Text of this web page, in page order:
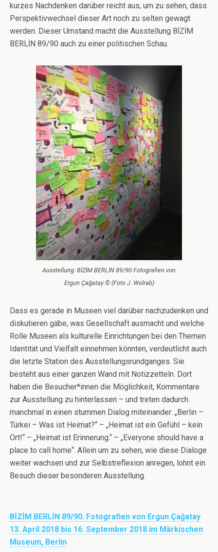
kurzes Nachdenken darüber reicht aus, um zu sehen, dass
Perspektivwechsel dieser Art noch zu selten gewagt
werden. Dieser Umstand macht die Ausstellung BİZİM
BERLİN 89/90 auch zu einer politischen Schau.
Ausstellung: BİZİM BERLİN 89/90 Fotografien von
Ergun Çağatay © (Foto J. Wolrab)
Dass es gerade in Museen viel darüber nachzudenken und
diskutieren gäbe, was Gesellschaft ausmacht und welche
Rolle Museen als kulturelle Einrichtungen bei den Themen
Identität und Vielfalt einnehmen könnten, verdeutlicht auch
die letzte Station des Ausstellungsrundganges. Sie
besteht aus einer ganzen Wand mit Notizzetteln. Dort
haben die Besucher*innen die Möglichkeit, Kommentare
zur Ausstellung zu hinterlassen – und treten dadurch
manchmal in einen stummen Dialog miteinander: „Berlin –
Türkei – Was ist Heimat?“ – „Heimat ist ein Gefühl – kein
Ort!“ – „Heimat ist Erinnerung.“ – „Everyone should have a
place to call home“. Allein um zu sehen, wie diese Dialoge
weiter wachsen und zur Selbstreflexion anregen, lohnt ein
Besuch dieser besonderen Ausstellung.
BİZİM BERLİN 89/90. Fotografien von Ergun Çağatay
13. April 2018 bis 16. September 2018 im Märkischen
Museum, Berlin